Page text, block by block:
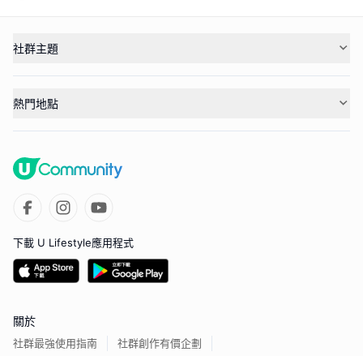
社群主題
熱門地點
下載 U Lifestyle應用程式
關於
社群最強使用指南 社群創作有價企劃